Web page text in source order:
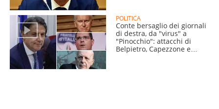
POLITICA
Conte bersaglio dei giornali
di destra, da "virus" a
"Pinocchio": attacchi di
Belpietro, Capezzone e